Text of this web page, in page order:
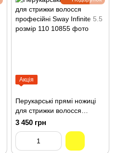
Акція
Перукарські прямі ножиці
для стрижки волосся
професійні Sway Infinite 5.5
розмір 110 10855
3 450 грн